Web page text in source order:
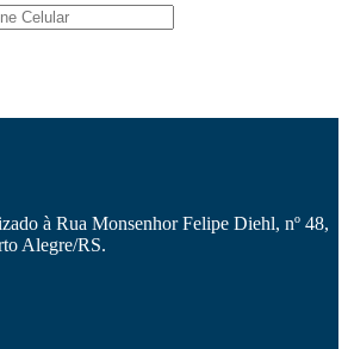
à Rua Monsenhor Felipe Diehl, nº 48,
Alegre/RS.